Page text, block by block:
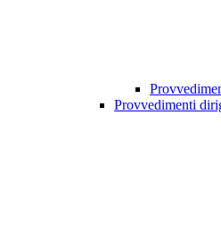
Provvedimenti